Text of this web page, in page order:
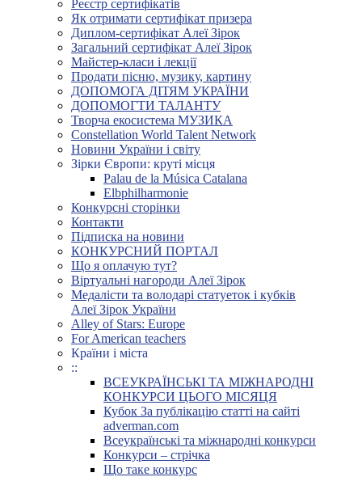
Реєстр сертифікатів
Як отримати сертифікат призера
Диплом-сертифікат Алеї Зірок
Загальний сертифікат Алеї Зірок
Майстер-класи і лекції
Продати пісню, музику, картину
ДОПОМОГА ДІТЯМ УКРАЇНИ
ДОПОМОГТИ ТАЛАНТУ
Творча екосистема МУЗИКА
Constellation World Talent Network
Новини України і світу
Зірки Європи: круті місця
Palau de la Música Catalana
Elbphilharmonie
Конкурсні сторінки
Контакти
Підписка на новини
КОНКУРСНИЙ ПОРТАЛ
Що я оплачую тут?
Віртуальні нагороди Алеї Зірок
Медалісти та володарі статуеток і кубків
Алеї Зірок України
Alley of Stars: Europe
For American teachers
Країни і міста
::
ВСЕУКРАЇНСЬКІ ТА МІЖНАРОДНІ
КОНКУРСИ ЦЬОГО МІСЯЦЯ
Кубок За публікацію статті на сайті
adverman.com
Всеукраїнські та міжнародні конкурси
Конкурси – стрічка
Що таке конкурс